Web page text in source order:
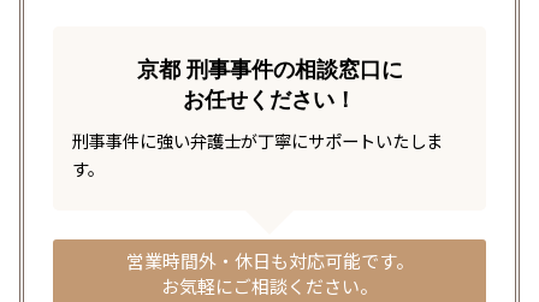
京都 刑事事件の相談窓口に
お任せください！
刑事事件に強い弁護士が丁寧にサポートいたしま
す。
営業時間外・休日も対応可能です。
お気軽にご相談ください。